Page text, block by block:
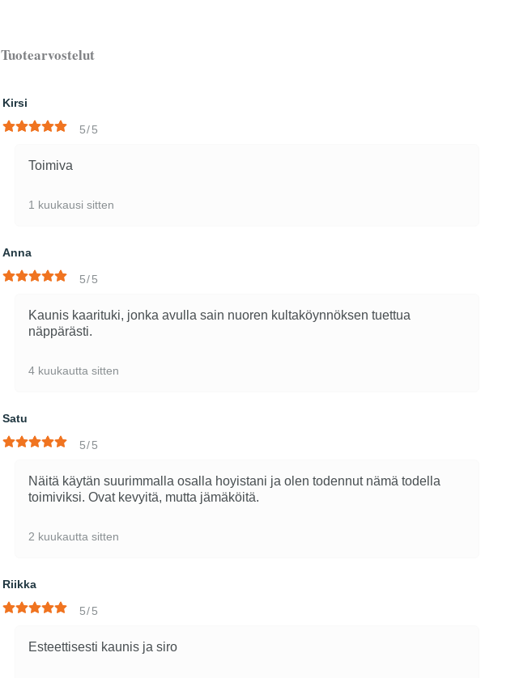
Tuotearvostelut
Kirsi
5/5
Toimiva
1 kuukausi sitten
Anna
5/5
Kaunis kaarituki, jonka avulla sain nuoren kultaköynnöksen tuettua
näppärästi.
4 kuukautta sitten
Satu
5/5
Näitä käytän suurimmalla osalla hoyistani ja olen todennut nämä todella
toimiviksi. Ovat kevyitä, mutta jämäköitä.
2 kuukautta sitten
Riikka
5/5
Esteettisesti kaunis ja siro